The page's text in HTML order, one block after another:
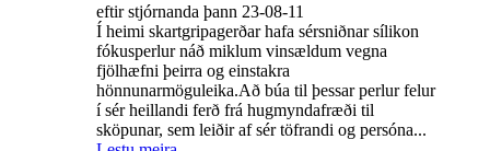
eftir stjórnanda þann 23-08-11
Í heimi skartgripagerðar hafa sérsniðnar sílikon
fókusperlur náð miklum vinsældum vegna
fjölhæfni þeirra og einstakra
hönnunarmöguleika.Að búa til þessar perlur felur
í sér heillandi ferð frá hugmyndafræði til
sköpunar, sem leiðir af sér töfrandi og persóna...